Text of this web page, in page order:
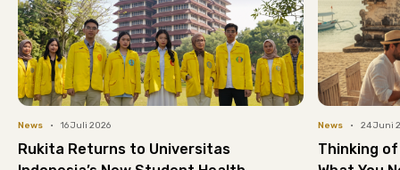
News • 16 Juli 2026
Rukita Returns to Universitas
News • 24 Juni
Thinking of